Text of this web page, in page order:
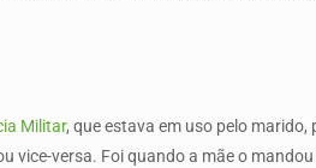
Militar, que estava em uso pelo
vice-versa. Foi quando a mãe o